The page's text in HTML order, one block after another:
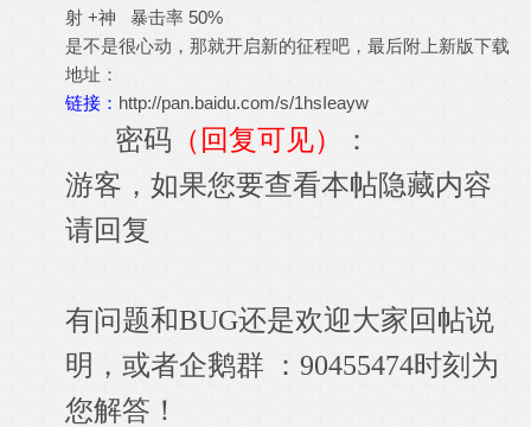
射 +神 暴击率 50%
是不是很心动，那就开启新的征程吧，最后附上新版下载
地址：
链接： http://pan.baidu.com/s/1hsIeayw
密码 （回复可见）
：
游客，如果您要查看本帖隐藏内容
请回复
有问题和BUG还是欢迎大家回帖说
明，或者企鹅群 ：90455474时刻为
您解答！